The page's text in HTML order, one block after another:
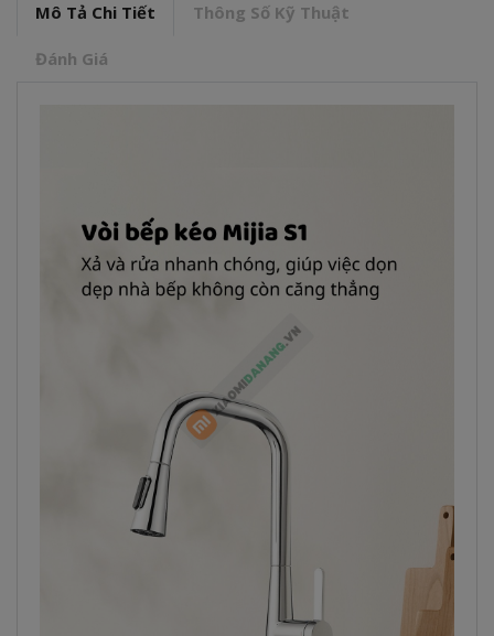
Mô Tả Chi Tiết Thông Số Kỹ Thuật
Đánh Giá